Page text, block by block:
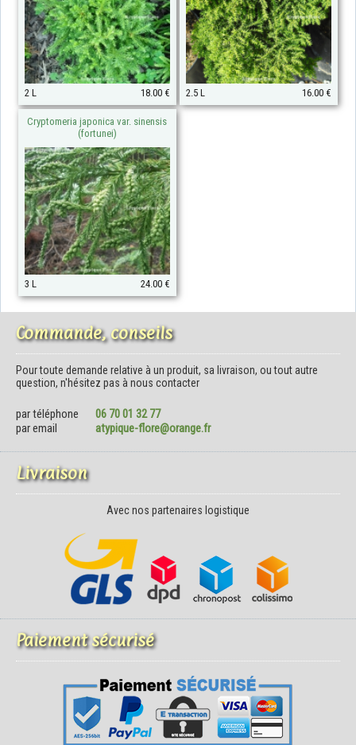
2 L 18.00 € 2.5 L 16.00 €
Cryptomeria japonica var. sinensis
(fortunei)
3 L 24.00 €
Commande, conseils
Pour toute demande relative à un produit, sa livraison, ou tout autre
question, n'hésitez pas à nous contacter
par téléphone
06 70 01 32 77
par email
atypique-flore@orange.fr
Livraison
Avec nos partenaires logistique
Paiement sécurisé